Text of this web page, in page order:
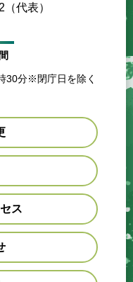
代表）
30分※閉庁日を除く
ス